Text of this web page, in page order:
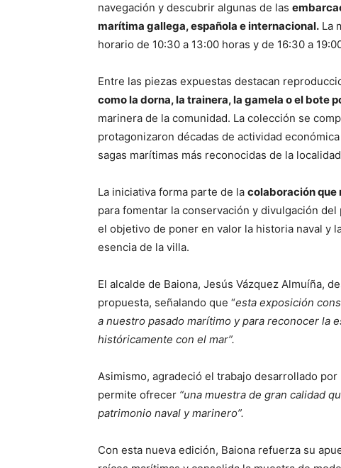
navegación y descubrir algunas de las
marítima gallega, española e internacional. La
horario de 10:30 a 13:00 horas y de 16:30 a
Entre las piezas expuestas destacan
como la dorna, la trainera, la gamela o el bote
marinera de la comunidad. La colección se
protagonizaron décadas de actividad
sagas marítimas más reconocidas de la
La iniciativa forma parte de la colaboración que
para fomentar la conservación y divulgación
el objetivo de poner en valor la historia naval y
esencia de la villa.
El alcalde de Baiona, Jesús Vázquez Almuíña,
propuesta, señalando que “esta exposición
a nuestro pasado marítimo y para reconocer la
históricamente con el mar”.
Asimismo, agradeció el trabajo desarrollado
permite ofrecer “una muestra de gran calidad
patrimonio naval y marinero”.
Con esta nueva edición, Baiona refuerza su